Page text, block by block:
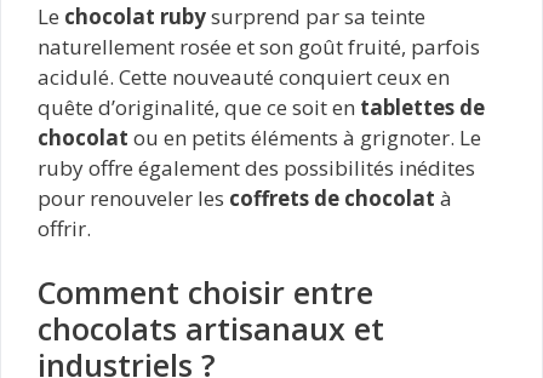
Le chocolat rubysurprend par sa teinte
naturellement rosée et son goût fruité, parfois
acidulé. Cette nouveauté conquiert ceux en
quête d’originalité, que ce soit en tablettes de
chocolat ou en petits éléments à grignoter. Le
ruby offre également des possibilités inédites
pour renouveler les coffrets de chocolat à
offrir.
Comment choisir entre
chocolats artisanaux et
industriels ?